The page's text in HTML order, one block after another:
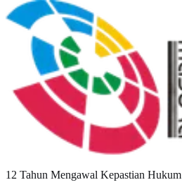
12 Tahun Mengawal Kepastian Hukum